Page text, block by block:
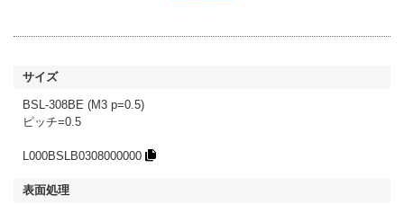
BSL-308BE (M3 p=0.5)
ピッチ=0.5
L000BSLB0308000000